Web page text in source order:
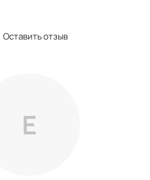
Оставить отзыв
Е